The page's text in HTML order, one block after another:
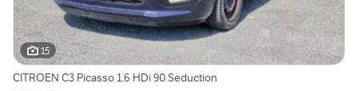
15
CITROEN C3 Picasso 1.6 HDi 90 Seduction